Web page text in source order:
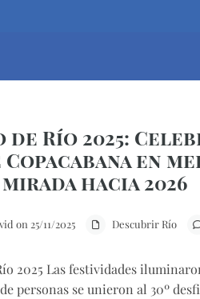
Río 2025:
Copacabana en
hacia 2026
on 25/11/2025 Descubrir Río
2025 Las festividades
personas se unieron al 30º